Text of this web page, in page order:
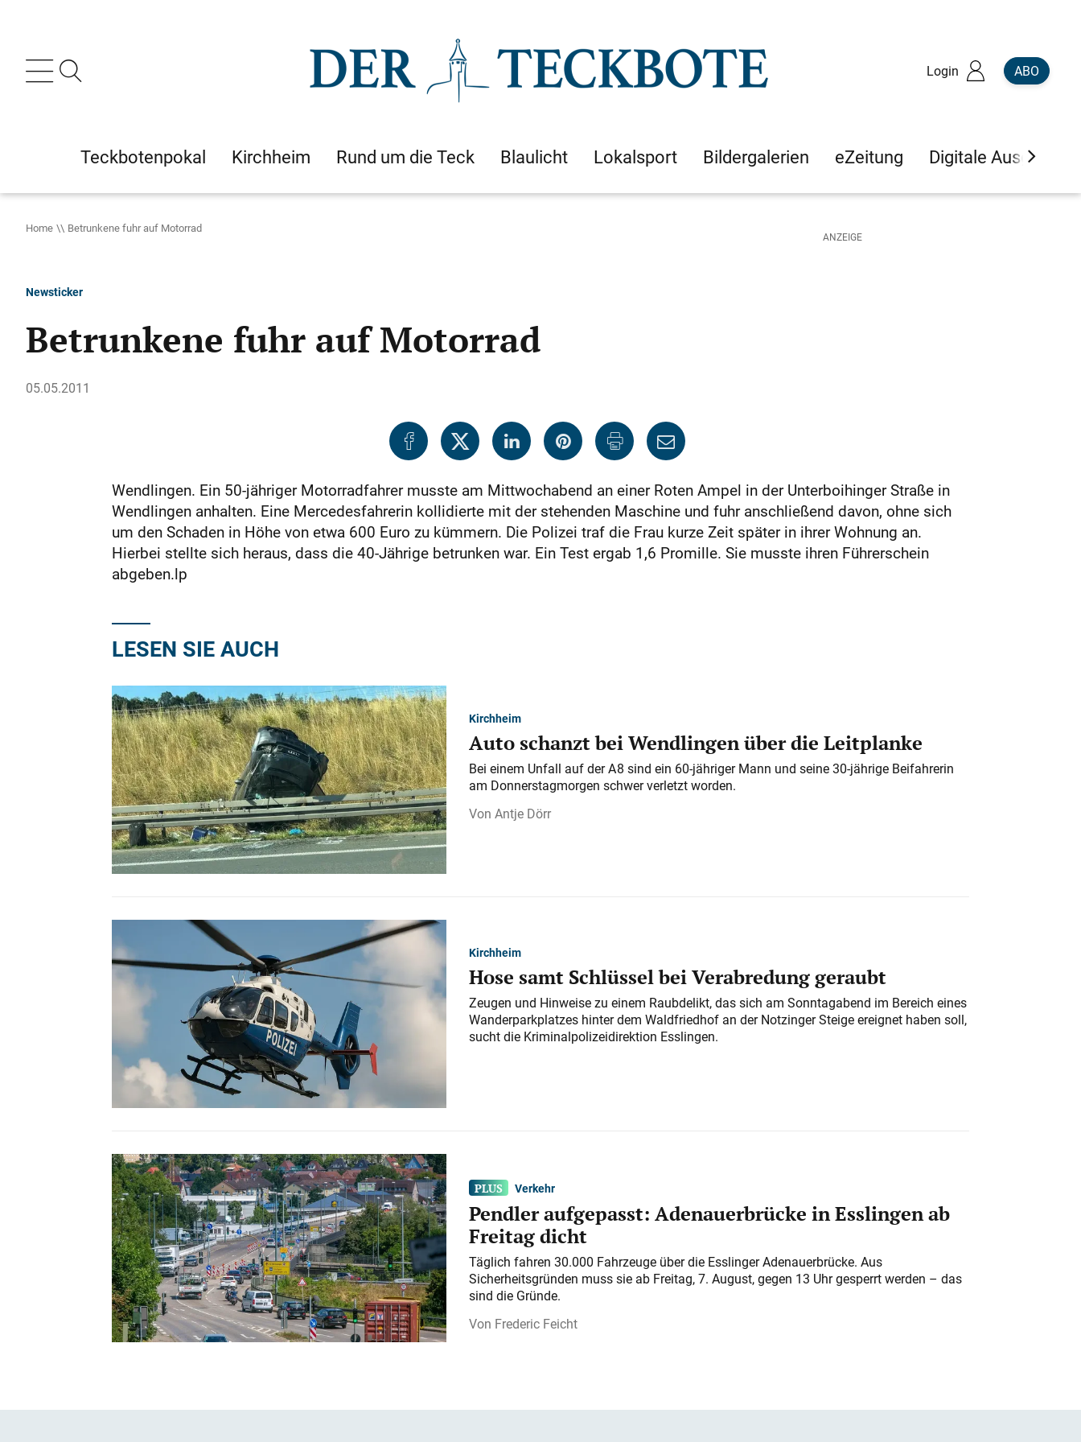
Login ABO
Teckbotenpokal Kirchheim Rund um die Teck Blaulicht Lokalsport Bildergalerien eZeitung Digitale Ausgaben
Home Betrunkene fuhr auf Motorrad
Newsticker
Betrunkene fuhr auf Motorrad
05.05.2011
Wendlingen. Ein 50-jähriger Motorradfahrer musste am Mittwochabend an einer Roten Ampel in der Unterboihinger Straße in
Wendlingen anhalten. Eine Mercedesfahrerin kollidierte mit der stehenden Maschine und fuhr anschließend davon, ohne sich
um den Schaden in Höhe von etwa 600 Euro zu kümmern. Die Polizei traf die Frau kurze Zeit später in ihrer Wohnung an.
Hierbei stellte sich heraus, dass die 40-Jährige betrunken war. Ein Test ergab 1,6 Promille. Sie musste ihren Führerschein
abgeben.lp
LESEN SIE AUCH
Kirchheim
Auto schanzt bei Wendlingen über die Leitplanke
Bei einem Unfall auf der A 8 sind ein 60-jähriger Mann und seine 30-jährige Beifahrerin
am Donnerstagmorgen schwer verletzt worden.
Antje Dörr
Kirchheim
Hose samt Schlüssel bei Verabredung geraubt
Zeugen und Hinweise zu einem Raubdelikt, das sich am Sonntagabend im Bereich eines
Wanderparkplatzes hinter dem Waldfriedhof an der Notzinger Steige ereignet haben soll,
sucht die Kriminalpolizeidirektion Esslingen.
Verkehr
Pendler aufgepasst: Adenauerbrücke in Esslingen ab
Freitag dicht
Täglich fahren 30.000 Fahrzeuge über die Esslinger Adenauerbrücke. Aus
Sicherheitsgründen muss sie ab Freitag, 7. August, gegen 13 Uhr gesperrt werden – das
sind die Gründe.
Frederic Feicht